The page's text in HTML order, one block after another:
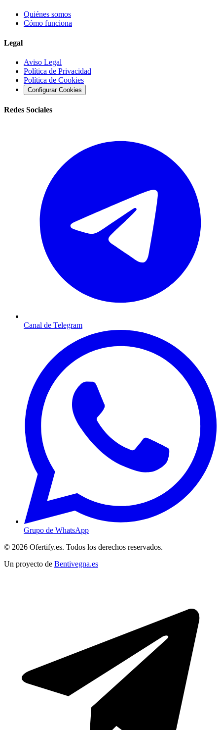
Quiénes somos
Cómo funciona
Legal
Aviso Legal
Política de Privacidad
Política de Cookies
Configurar Cookies
Redes Sociales
Canal de Telegram
Grupo de WhatsApp
© 2026 Ofertify.es. Todos los derechos reservados.
Un proyecto de Bentivegna.es